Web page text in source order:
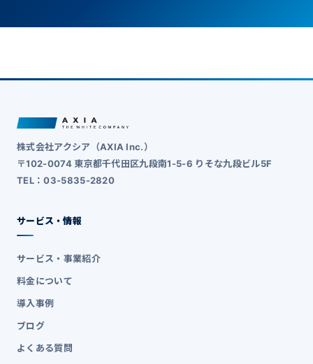
株式会社アクシア（AXIA Inc.）
〒102-0074 東京都千代田区九段南1-5-6 りそな九段ビル5F
TEL：03-5835-2820
サービス・情報
サービス・事業紹介
料金について
導入事例
ブログ
よくある質問